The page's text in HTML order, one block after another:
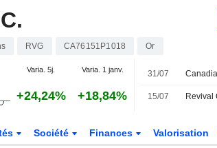
RVG CA76151P1018 Or
Varia. 5j. Varia. 1 janv.
+24,24% +18,84%
31/07
15/07
Société Finances Valorisation